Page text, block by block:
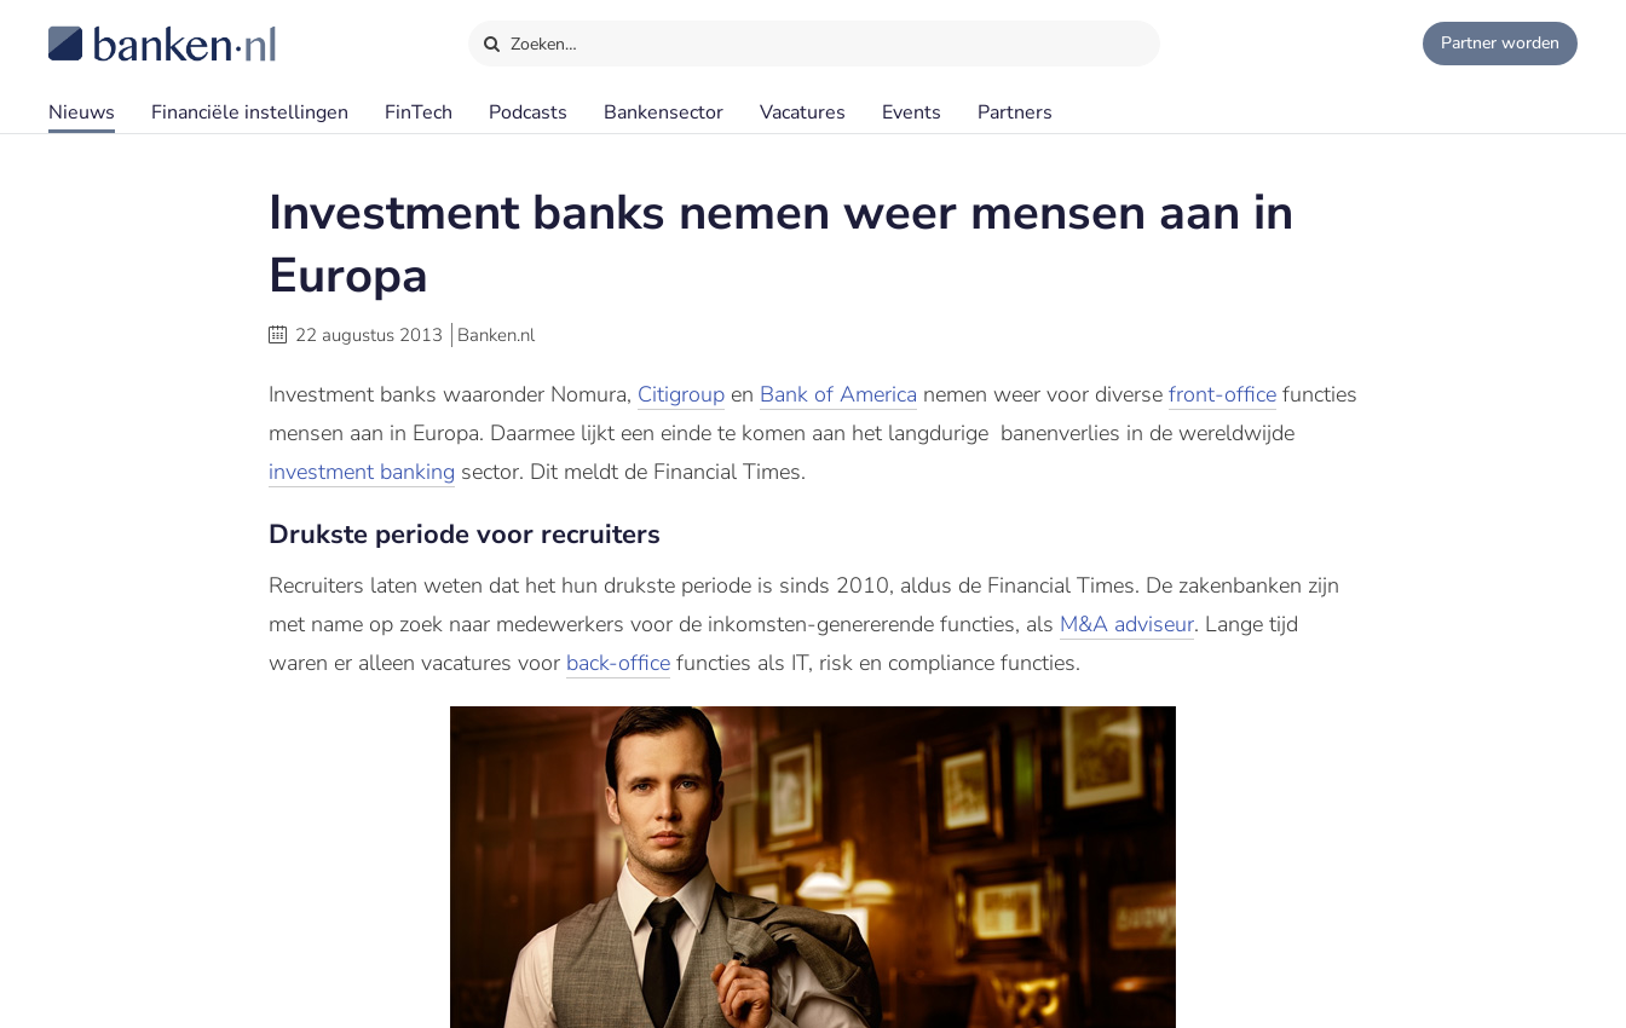
Zoeken… Partner worden
Nieuws Financiële instellingen FinTech Podcasts Bankensector Vacatures Events Partners
Investment banks nemen weer mensen aan in
Europa
22 augustus 2013 Banken.nl
Investment banks waaronder Nomura, Citigroup en Bank of America nemen weer voor diverse front-office functies
mensen aan in Europa. Daarmee lijkt een einde te komen aan het langdurige banenverlies in de wereldwijde
investment banking sector. Dit meldt de Financial Times.
Drukste periode voor recruiters
Recruiters laten weten dat het hun drukste periode is sinds 2010, aldus de Financial Times. De zakenbanken zijn
met name op zoek naar medewerkers voor de inkomsten-genererende functies, als M&A adviseur. Lange tijd
waren er alleen vacatures voor back-office functies als IT, risk en compliance functies.